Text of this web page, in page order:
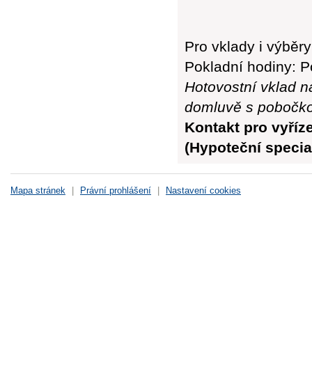
Pro vklady i
Pokladní hodiny:
Hotovostní vklad
domluvě s
Kontakt pro
(Hypoteční
Mapa stránek Právní prohlášení Nastavení cookies